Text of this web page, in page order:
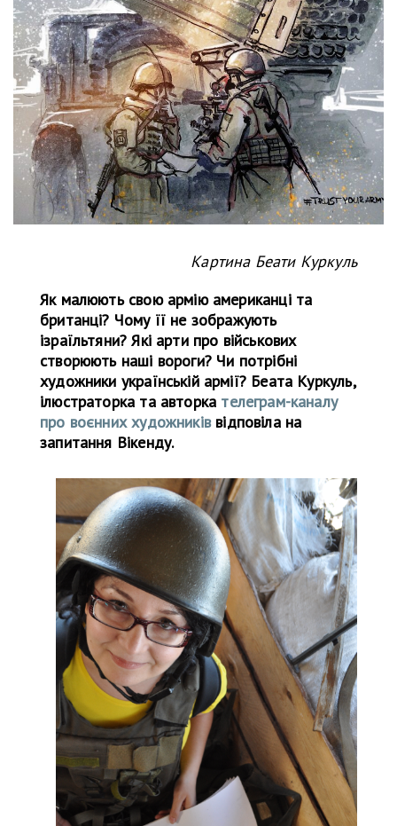
Картина Беати Куркуль
Як малюють свою армію американці та
британці? Чому її не зображують
ізраїльтяни? Які арти про військових
створюють наші вороги? Чи потрібні
художники українській армії? Беата Куркуль,
ілюстраторка та авторка телеграм-каналу
про воєнних художниківвідповіла на
запитання Вікенду.